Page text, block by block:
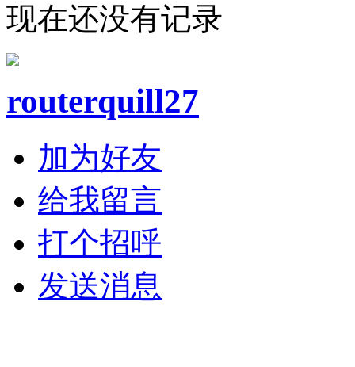
现在还没有记录
routerquill27
加为好友
给我留言
打个招呼
发送消息